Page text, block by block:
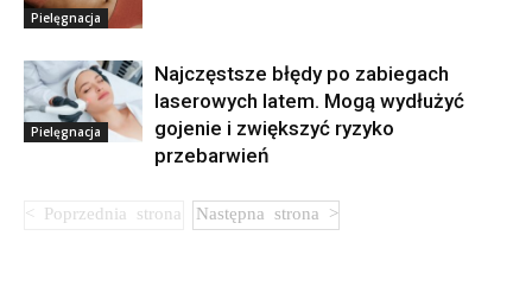
Pielęgnacja
Pielęgnacja
Najczęstsze błędy po zabiegach
laserowych latem. Mogą wydłużyć
gojenie i zwiększyć ryzyko
przebarwień